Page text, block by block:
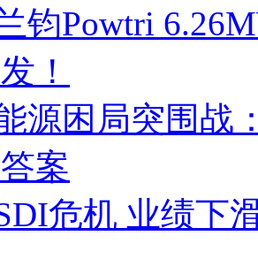
钧Powtri
！
源困局突围战
案
危机 业绩下